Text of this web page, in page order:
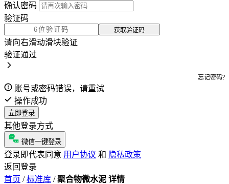
确认密码
验证码
获取验证码
请向右滑动滑块验证
验证通过
忘记密码?
账号或密码错误，请重试
操作成功
立即登录
其他登录方式
微信一键登录
登录即代表同意 用户协议 和 隐私政策
返回登录
首页 / 标准库 / 聚合物微水泥 详情